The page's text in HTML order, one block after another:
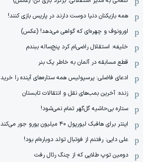
همه بازیکنان دنیا دوست دارند در پاریس بازی کنند!
اورونوف و چهره‌ای که گواهی می‌دهد! (عکس)
خلیفه: استقلال راضی‌ام کرد پنج‌ساله ببندم
قطع مسابقه در آلمان به خاطر یک بنر
ادعای فاضلی: پرسپولیس همه ستاره‌های آینده را خرید
زنده: آخرین بمب‌های نقل و انتقالات تابستان
ستاره بی‌حاشیه گل‌گهر تمام نمی‌شود!
اینتر برای هافبک لیورپول ۴۰ میلیون یورو جور می‌کند
علی دایی: رفتنم از فوتبال تولد دوباره‌ام بود!
دومین توپ طلایی که از چنگ رئال رفت